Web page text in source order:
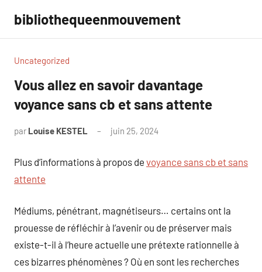
contenu
bibliothequeenmouvement
Uncategorized
Vous allez en savoir davantage
voyance sans cb et sans attente
par Louise KESTEL juin 25, 2024
Plus d’informations à propos de voyance sans cb et sans
attente
Médiums, pénétrant, magnétiseurs… certains ont la
prouesse de réfléchir à l’avenir ou de préserver mais
existe-t-il à l’heure actuelle une prétexte rationnelle à
ces bizarres phénomènes ? Où en sont les recherches